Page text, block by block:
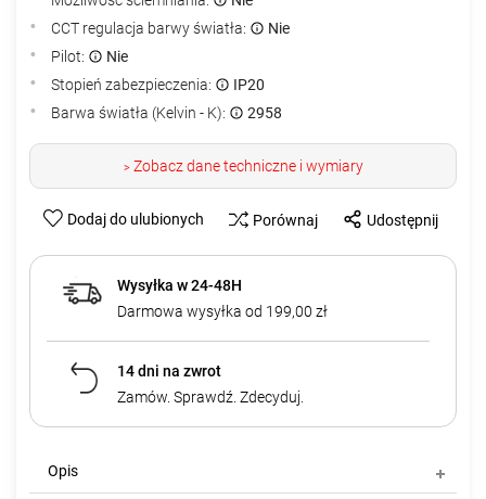
CCT regulacja barwy światła:
Nie
Pilot:
Nie
Stopień zabezpieczenia:
IP20
Barwa światła (Kelvin - K):
2958
>Zobacz dane techniczne i wymiary
Dodaj do ulubionych Porównaj Udostępnij
Wysyłka w 24-48H
Darmowa wysyłka od 199,00 zł
14 dni na zwrot
Zamów. Sprawdź. Zdecyduj.
Opis